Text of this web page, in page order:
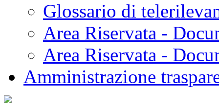
Glossario di
Area Riservata -
Area Riservata -
Amministrazione